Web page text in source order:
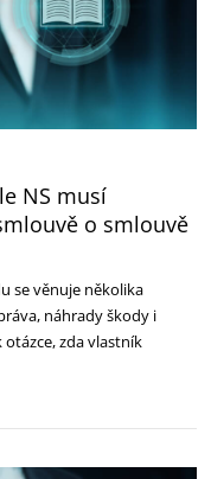
NS musí
o smlouvě
se věnuje několika
náhrady škody i
zda vlastník